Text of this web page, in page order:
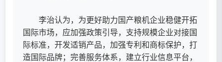
李治认为，为更好助力国产粮机企业稳健开拓
国际市场，应加强政策引导，支持规模企业对接国
际标准，开发适销产品，加强专利和商标保护，打
造国际品牌；完善服务体系，建立行业信息平台，